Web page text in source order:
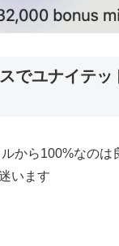
でユナイテッ
から100%なのは
います